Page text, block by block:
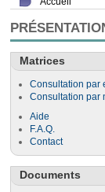
Matrices
Consultation par
Consultation par
Aide
F.A.Q.
Contact
Documents